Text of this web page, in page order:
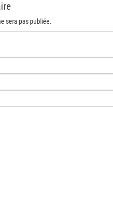
sera pas publiée.